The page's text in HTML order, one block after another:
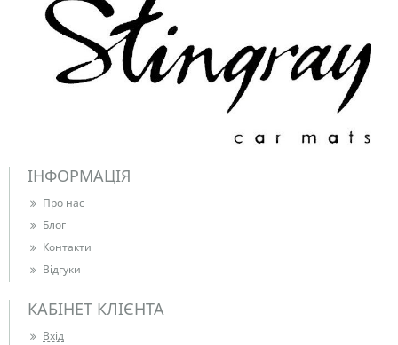
ІНФОРМАЦІЯ
Про нас
Блог
Контакти
Відгуки
КАБІНЕТ КЛІЄНТА
Вхід